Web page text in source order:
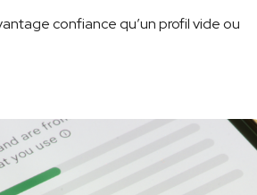
confiance qu’un profil vide ou